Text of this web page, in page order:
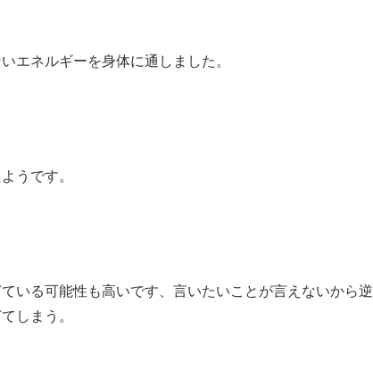
エネルギーを身体に通しました。
うです。
いる可能性も高いです、言いたいことが言えないから逆
しまう。